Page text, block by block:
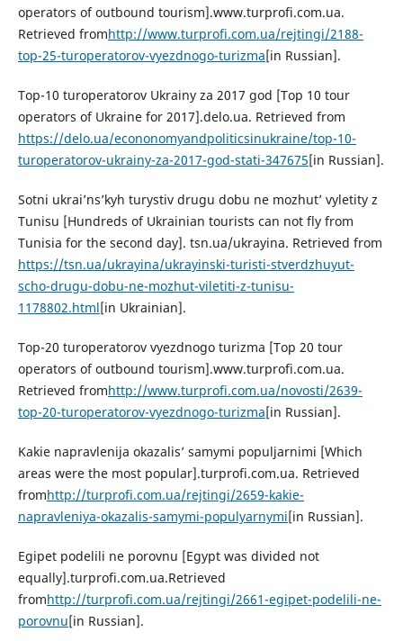
operators of outbound tourism].www.turprofi.com.ua.
Retrieved fromhttp://www.turprofi.com.ua/rejtingi/2188-
top-25-turoperatorov-vyezdnogo-turizma[in Russian].
Top-10 turoperatorov Ukrainy za 2017 god [Top 10 tour
operators of Ukraine for 2017].delo.ua. Retrieved from
https://delo.ua/econonomyandpoliticsinukraine/top-10-
turoperatorov-ukrainy-za-2017-god-stati-347675[in Russian].
Sotni ukrai’ns’kyh turystiv drugu dobu ne mozhut’ vyletity z
Tunisu [Hundreds of Ukrainian tourists can not fly from
Tunisia for the second day]. tsn.ua/ukrayina. Retrieved from
https://tsn.ua/ukrayina/ukrayinski-turisti-stverdzhuyut-
scho-drugu-dobu-ne-mozhut-viletiti-z-tunisu-
1178802.html[in Ukrainian].
Top-20 turoperatorov vyezdnogo turizma [Top 20 tour
operators of outbound tourism].www.turprofi.com.ua.
Retrieved fromhttp://www.turprofi.com.ua/novosti/2639-
top-20-turoperatorov-vyezdnogo-turizma[in Russian].
Kakie napravlenija okazalis’ samymi populjarnimi [Which
areas were the most popular].turprofi.com.ua. Retrieved
fromhttp://turprofi.com.ua/rejtingi/2659-kakie-
napravleniya-okazalis-samymi-populyarnymi[in Russian].
Egipet podelili ne porovnu [Egypt was divided not
equally].turprofi.com.ua.Retrieved
fromhttp://turprofi.com.ua/rejtingi/2661-egipet-podelili-ne-
porovnu[in Russian].